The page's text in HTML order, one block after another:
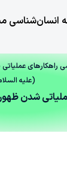
انسان‌شناسی
راهکارهای
(علیه
شدن